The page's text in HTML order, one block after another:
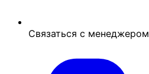
Связаться с менеджером